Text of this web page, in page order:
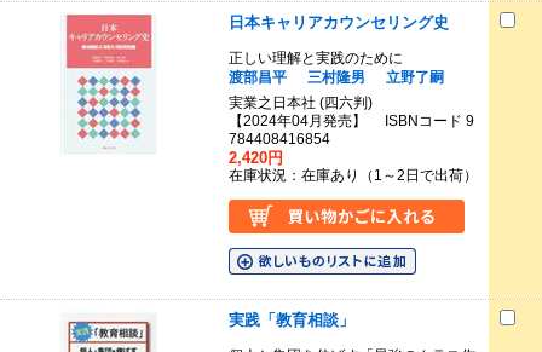
日本キャリアカウンセリング史
正しい理解と実践のために
渡部昌平
三村隆男
立野了嗣
実業之日本社 (四六判)
【2024年04月発売】 ISBNコード 9
784408416854
2,420円
在庫状況：在庫あり（1～2日で出荷）
実践「教育相談」